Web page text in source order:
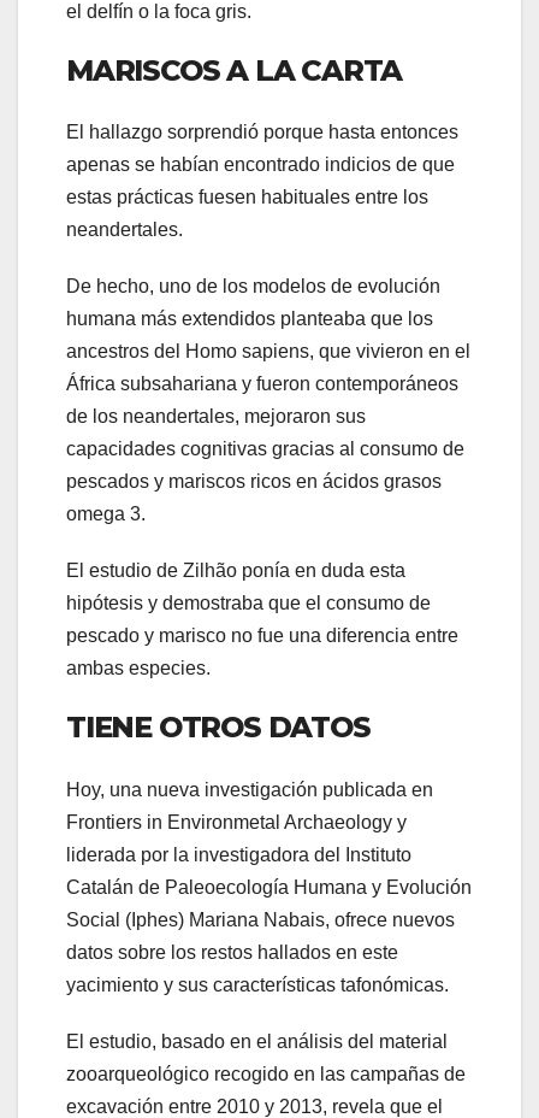
el delfín o la foca gris.
MARISCOS A LA CARTA
El hallazgo sorprendió porque hasta entonces
apenas se habían encontrado indicios de que
estas prácticas fuesen habituales entre los
neandertales.
De hecho, uno de los modelos de evolución
humana más extendidos planteaba que los
ancestros del Homo sapiens, que vivieron en el
África subsahariana y fueron contemporáneos
de los neandertales, mejoraron sus
capacidades cognitivas gracias al consumo de
pescados y mariscos ricos en ácidos grasos
omega 3.
El estudio de Zilhão ponía en duda esta
hipótesis y demostraba que el consumo de
pescado y marisco no fue una diferencia entre
ambas especies.
TIENE OTROS DATOS
Hoy, una nueva investigación publicada en
Frontiers in Environmetal Archaeology y
liderada por la investigadora del Instituto
Catalán de Paleoecología Humana y Evolución
Social (Iphes) Mariana Nabais, ofrece nuevos
datos sobre los restos hallados en este
yacimiento y sus características tafonómicas.
El estudio, basado en el análisis del material
zooarqueológico recogido en las campañas de
excavación entre 2010 y 2013, revela que el